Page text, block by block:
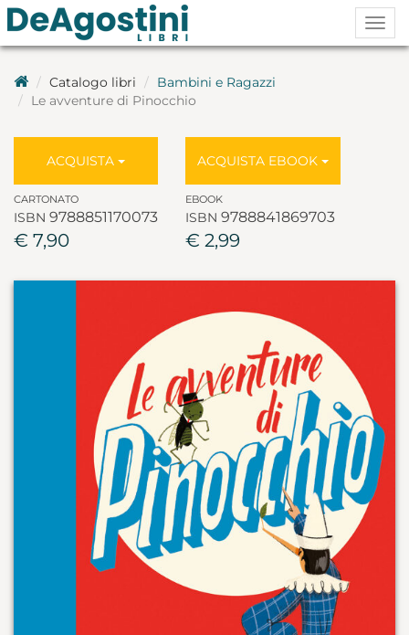
Catalogo libri
Bambini e Ragazzi
Le avventure di Pinocchio
ACQUISTA
CARTONATO
ISBN 9788851170073
€ 7,90
ACQUISTA EBOOK
EBOOK
ISBN 9788841869703
€ 2,99